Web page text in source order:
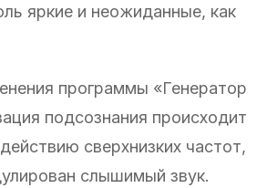
яркие и неожиданные, как
программы «Генератор
подсознания происходит
сверхнизких частот,
слышимый звук.